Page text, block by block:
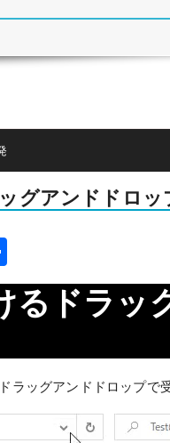
グアンドドロッ
共
有
るドラッ
ラッグアンドドロップで